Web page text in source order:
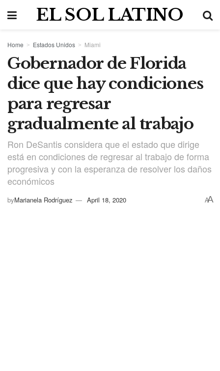
EL SOL LATINO
Home Estados Unidos Miami
Gobernador de Florida
dice que hay condiciones
para regresar
gradualmente al trabajo
Ron DeSantis considera que el estado que dirige
está en condiciones de regresar al trabajo de forma
progresiva y con la esperanza de resolver los daños
económicos
byMarianela Rodríguez April 18, 2020 AA